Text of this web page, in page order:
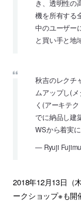
き、透明性の
機を所有する
中のユーザー
と買い手と地
秋吉のレクチ
ムアップし(
く(アーキテ
でに納品し建
WSから着実
— Ryuji
2018年12月13日（
ークショップ※も開